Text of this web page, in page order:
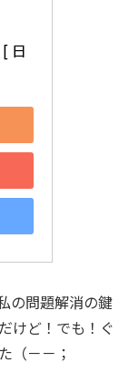
日
の問題解消の鍵
けど！でも！ぐ
（－－；